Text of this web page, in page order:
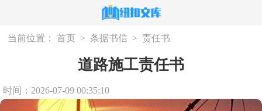
当前位置： 首页 > 条据书信 > 责任书
道路施工责任书
时间：2026-07-09 00:35:10